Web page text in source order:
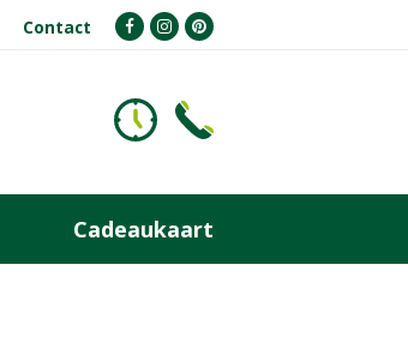
Contact
Cadeaukaart